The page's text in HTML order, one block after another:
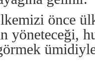
önce
yöneteceği,